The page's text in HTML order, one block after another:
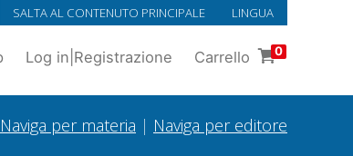
SALTA AL CONTENUTO PRINCIPALE LINGUA
Log in Registrazione Carrello 0
Naviga per materia | Naviga per editore